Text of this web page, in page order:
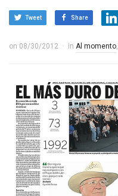
Tweet Share
on 08/30/2012 in Al momento,